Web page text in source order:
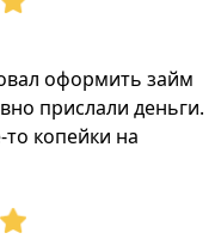
оформить займ
прислали деньги.
копейки на